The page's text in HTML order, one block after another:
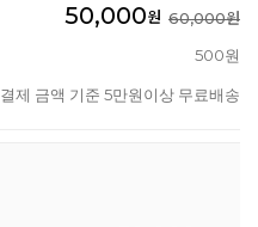
50,000원 60,000원
500원
결제 금액 기준 5만원이상 무료배송